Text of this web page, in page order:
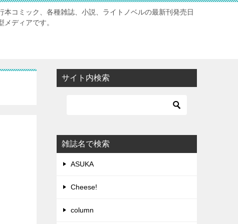
本コミック、各種雑誌、小説、ライトノベルの最新刊発売日
ディアです。
サイト内検索
雑誌名で検索
ASUKA
Cheese!
column